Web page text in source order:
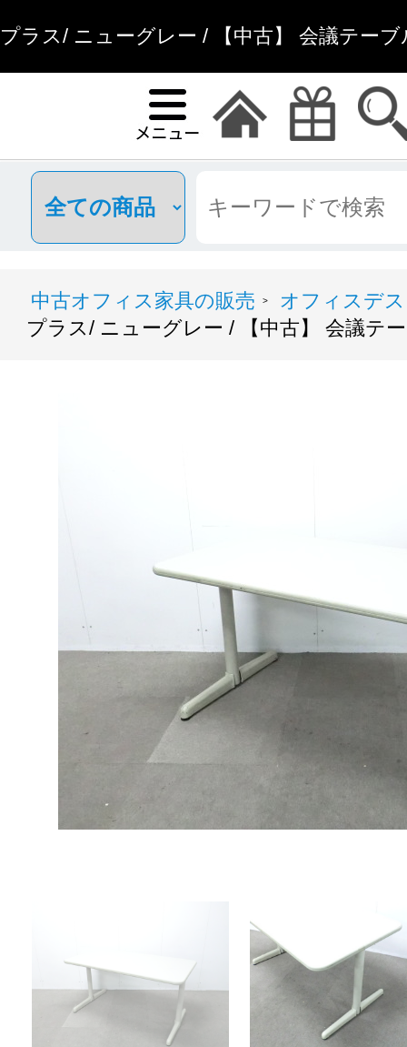
プラス/ ニューグレー / 【中古】 会議テー
中古オフィス家具の販売 >
オフィスデ
プラス/ ニューグレー / 【中古】 会議テ